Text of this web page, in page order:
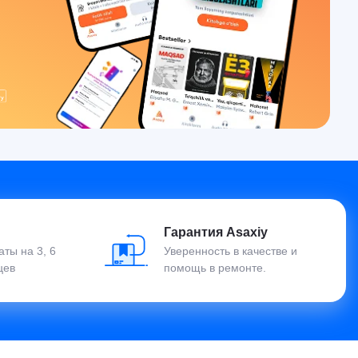
на 3, 6
Гарантия Asaxiy
Уверенность в качестве и
помощь в ремонте.